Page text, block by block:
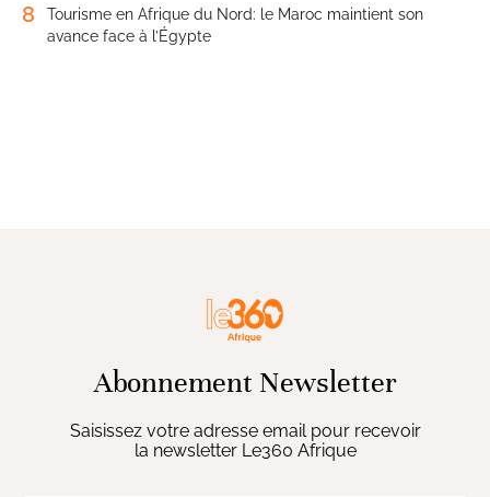
8
Tourisme en Afrique du Nord: le Maroc maintient son
avance face à l’Égypte
Abonnement Newsletter
Saisissez votre adresse email pour recevoir
la newsletter Le360 Afrique